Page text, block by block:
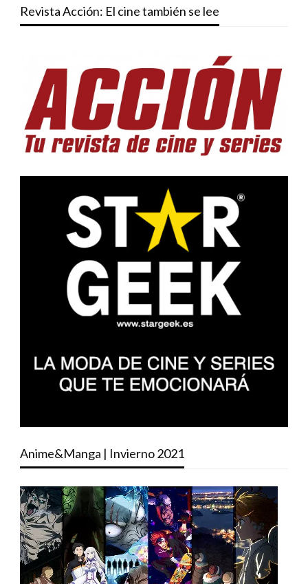
Revista Acción: El cine también se lee
Anime&Manga | Invierno 2021